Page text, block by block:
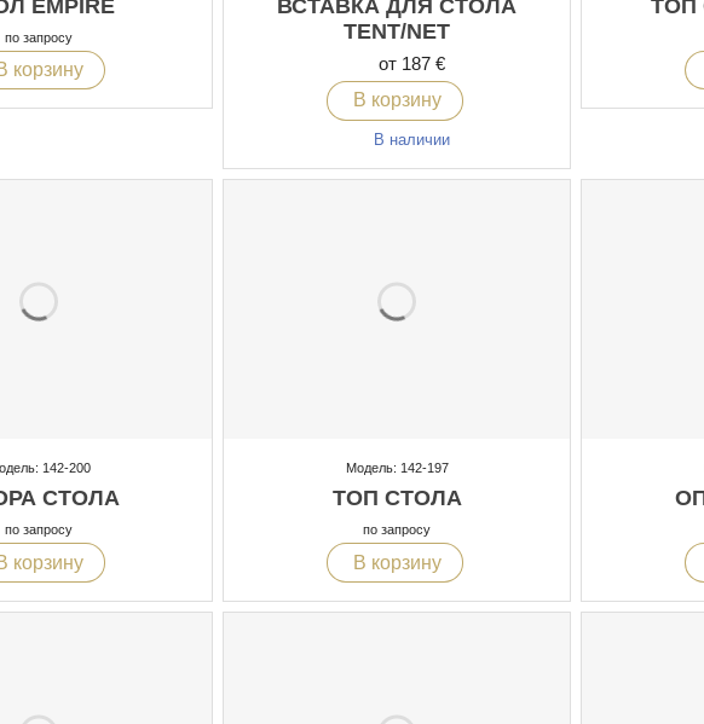
EMPIRE
по запросу
корзину
ВСТАВКА ДЛЯ СТОЛА
TENT/NET
от 187 €
В корзину
В наличии
ТОП
142-200
СТОЛА
по запросу
корзину
Модель: 142-197
ТОП СТОЛА
по запросу
В корзину